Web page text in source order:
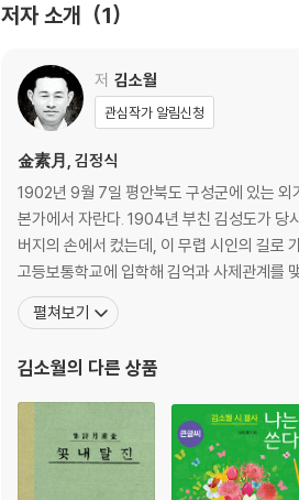
봄밤
봄밤
꿈꾼 그 옛날
꿈으로 오는 한 사람
두 사람
눈 오는 저녁
두 사람
못 잊어
자나 깨나 앉으나 서나
해가 산마루에 저물어도
저자 소개 1
저 김소월
관심작가 알림신청
金素月, 김정식
1902년 9월 7일 평안북도 구성군에 있는 외
본가에서 자란다. 1904년 부친 김성도가 당시 경의선
버지의 손에서 컸는데, 이 무렵 시인의 길로
고등보통학교에 입학해 김억과 사제관계를
펼쳐보기
김소월의 다른 상품